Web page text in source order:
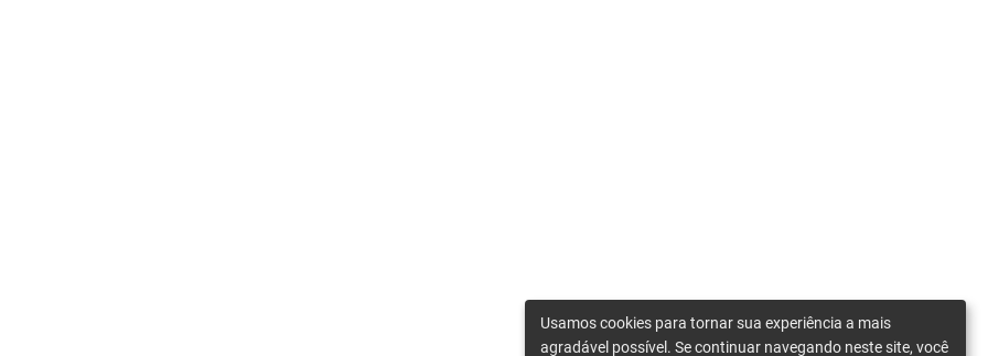
Usamos cookies para tornar sua experiência a mais
agradável possível. Se continuar navegando neste site, você